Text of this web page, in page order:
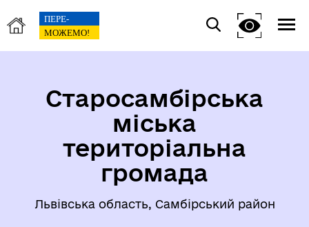
Старосамбірська
міська
територіальна
громада
Львівська область, Самбірський район